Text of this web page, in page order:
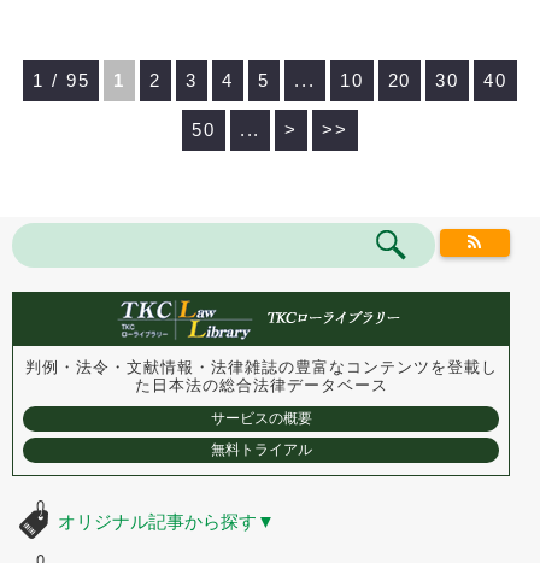
1 / 95 1 2 3 4 5 ... 10 20 30 40
50 ... > >>
判例・法令・文献情報・法律雑誌の豊富なコンテンツを登載し
た 日本法の総合法律データベース
サービスの概要
無料トライアル
オリジナル記事から探す ▼